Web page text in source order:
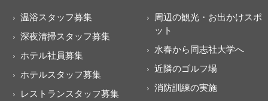
温浴スタッフ募集
深夜清掃スタッフ募集
ホテル社員募集
ホテルスタッフ募集
レストランスタッフ募集
周辺の観光・お出かけスポ
ット
水春から同志社大学へ
近隣のゴルフ場
消防訓練の実施